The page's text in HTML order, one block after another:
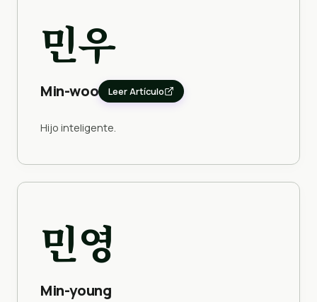
민우
Min-woo Leer Artículo
Hijo inteligente.
민영
Min-young